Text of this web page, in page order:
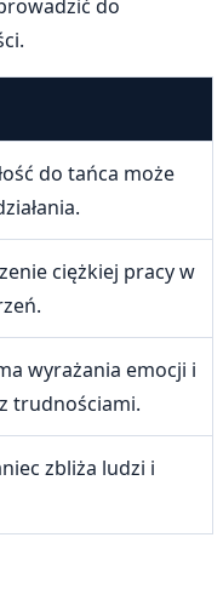
do
do tańca może
ciężkiej pracy w
wyrażania emocji i
trudnościami.
zbliża ludzi i